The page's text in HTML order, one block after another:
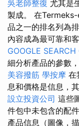
吳老師整復 尤其是
製成。 在
品之一的排名列為
內容成為最可靠和
GOOGLE SEARCH
細分析產品的參數
美容撥筋 學按摩 在
息和價格是信息，
設立投資公司 這些
件包中未包含的配件
產品信息（圖像，